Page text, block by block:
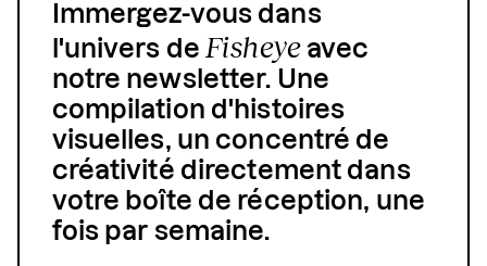
Immergez-vous dans
l'univers de Fisheyeavec
notre newsletter. Une
compilation d'histoires
visuelles, un concentré de
créativité directement dans
votre boîte de réception, une
fois par semaine.